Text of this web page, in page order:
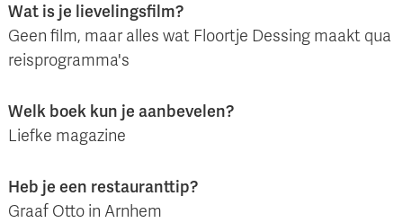
Wat is je lievelingsfilm?
Geen film, maar alles wat Floortje Dessing maakt qua
reisprogramma's
Welk boek kun je aanbevelen?
Liefke magazine
Heb je een restauranttip?
Graaf Otto in Arnhem